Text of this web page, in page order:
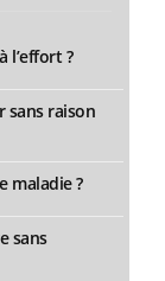
l’effort ?
sans raison
maladie ?
sans